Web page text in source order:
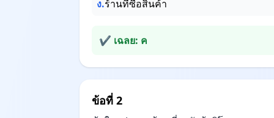
ง.ร้านที่ซื้อสินค้า
✔ เฉลย: ค
ข้อที่ 2